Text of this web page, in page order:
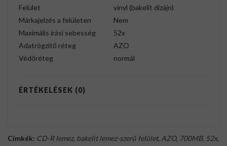
Felület
vinyl (bakelit dizájn)
Márkajelzés a felületen
Nem
Maximális írási sebesség
52x
Adatrögzítő réteg
AZO
Védőréteg
normál
ÉRTÉKELÉSEK (0)
Címkék: CD-R lemez, bakelit lemez-szerű felület, AZO, 700MB, 52x,